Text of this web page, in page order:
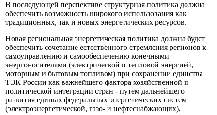
В последующей перспективе структурная политика должна
обеспечить возможность широкого использования как
традиционных, так и новых энергетических ресурсов.
Новая региональная энергетическая политика должна будет
обеспечить сочетание естественного стремления регионов к
самоуправлению и самообеспечению конечными
энергоносителями (электрической и тепловой энергией,
моторным и бытовым топливом) при сохранении единства
ТЭК России как важнейшего фактора хозяйственной и
политической интеграции стран - путем дальнейшего
развития единых федеральных энергетических систем
(электроэнергетической, газо- и нефтеснабжающих),